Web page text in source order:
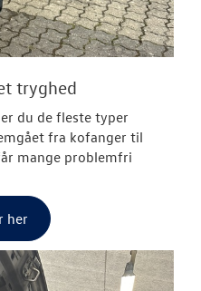
tryghed
du de fleste typer
fra kofanger til
mange problemfri
her